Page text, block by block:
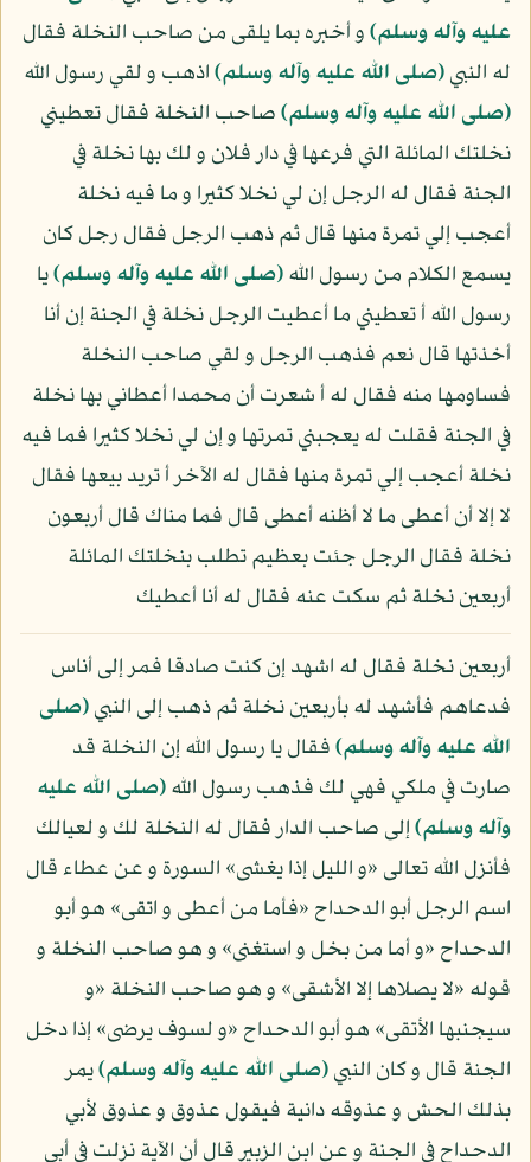
عليه وآله وسلم)و أخبره بما يلقى من صاحب النخلة فقال
له النبي(صلى الله عليه وآله وسلم)اذهب و لقي رسول الله
(صلى الله عليه وآله وسلم)صاحب النخلة فقال تعطيني
نخلتك المائلة التي فرعها في دار فلان و لك بها نخلة في
الجنة فقال له الرجل إن لي نخلا كثيرا و ما فيه نخلة
أعجب إلي تمرة منها قال ثم ذهب الرجل فقال رجل كان
يسمع الكلام من رسول الله(صلى الله عليه وآله وسلم)يا
رسول الله أ تعطيني ما أعطيت الرجل نخلة في الجنة إن أنا
أخذتها قال نعم فذهب الرجل و لقي صاحب النخلة
فساومها منه فقال له أ شعرت أن محمدا أعطاني بها نخلة
في الجنة فقلت له يعجبني تمرتها و إن لي نخلا كثيرا فما فيه
نخلة أعجب إلي تمرة منها فقال له الآخر أ تريد بيعها فقال
لا إلا أن أعطى ما لا أظنه أعطى قال فما مناك قال أربعون
نخلة فقال الرجل جئت بعظيم تطلب بنخلتك المائلة
أربعين نخلة ثم سكت عنه فقال له أنا أعطيك
أربعين نخلة فقال له اشهد إن كنت صادقا فمر إلى أناس
فدعاهم فأشهد له بأربعين نخلة ثم ذهب إلى النبي(صلى
الله عليه وآله وسلم)فقال يا رسول الله إن النخلة قد
صارت في ملكي فهي لك فذهب رسول الله(صلى الله عليه
وآله وسلم)إلى صاحب الدار فقال له النخلة لك و لعيالك
فأنزل الله تعالى «و الليل إذا يغشى» السورة و عن عطاء قال
اسم الرجل أبو الدحداح «فأما من أعطى و اتقى» هو أبو
الدحداح «و أما من بخل و استغنى» و هو صاحب النخلة و
قوله «لا يصلاها إلا الأشقى» و هو صاحب النخلة «و
سيجنبها الأتقى» هو أبو الدحداح «و لسوف يرضى» إذا دخل
الجنة قال و كان النبي(صلى الله عليه وآله وسلم)يمر
بذلك الحش و عذوقه دانية فيقول عذوق و عذوق لأبي
الدحداح في الجنة و عن ابن الزبير قال أن الآية نزلت في أبي